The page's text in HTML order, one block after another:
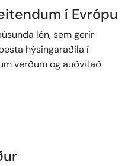
í Evrópu
lén, sem gerir
hýsingaraðila í
verðum og auðvitað